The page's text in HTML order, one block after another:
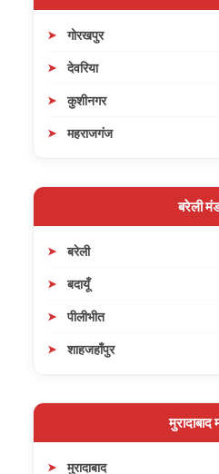
गोरखपुर
देवरिया
कुशीनगर
महराजगंज
बरेली
बरेली
बदायूँ
पीलीभीत
शाहजहाँपुर
मुरादाबाद